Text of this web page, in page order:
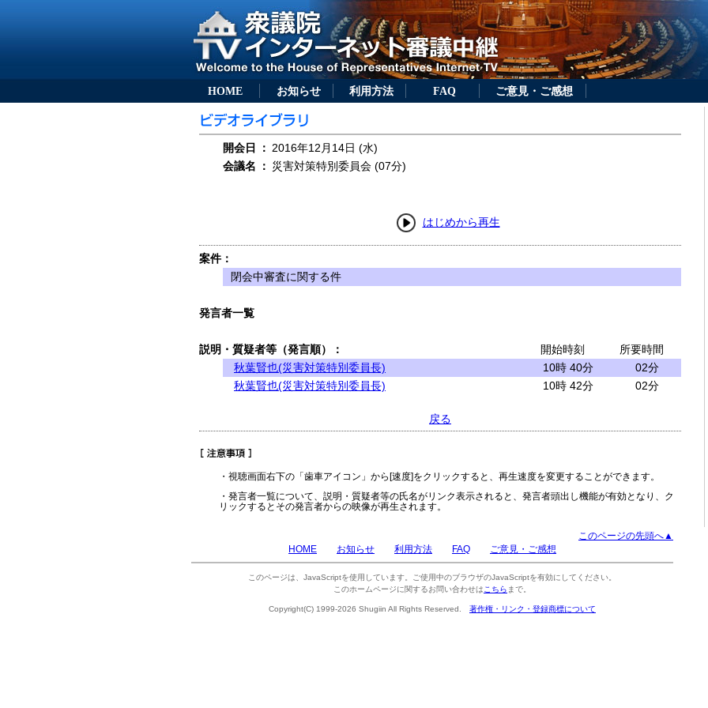
HOME お知らせ 利用方法 FAQ ご意見・ご感想
開会日 ： 2016年12月14日 (水)
会議名
： 災害対策特別委員会 (07分)
はじめから再生
案件：
閉会中審査に関する件
発言者一覧
説明・質疑者等（発言順）： 開始時刻
所要時間
秋葉賢也(災害対策特別委員長)
10時 40分
02分
秋葉賢也(災害対策特別委員長)
10時 42分 02分
戻る
・視聴画面右下の「歯車アイコン」から[速度]をクリックすると、再生速度を変更することができます。
・発言者一覧について、説明・質疑者等の氏名がリンク表示されると、発言者頭出し機能が有効となり、ク
リックするとその発言者からの映像が再生されます。
このページの先頭へ▲
HOME
お知らせ 利用方法 FAQ ご意見・ご感想
このページは、JavaScriptを使用しています。ご使用中のブラウザのJavaScriptを有効にしてください。
このホームページに関するお問い合わせは こちら まで。
Copyright(C) 1999-2026 Shugiin All Rights Reserved. 著作権・リンク・登録商標について